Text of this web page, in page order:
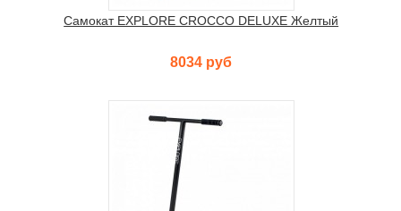
Самокат EXPLORE CROCCO DELUXE Желтый
8034 руб